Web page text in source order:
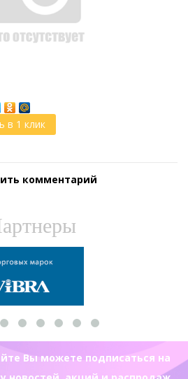
в 1 клик
комментарий
Вы можете подписаться на